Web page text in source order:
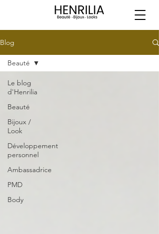
Blog
Le blog
d'Henrilia
Beauté
Bijoux /
Look
Développement
personnel
Ambassadrice
PMD
Body
Beauté